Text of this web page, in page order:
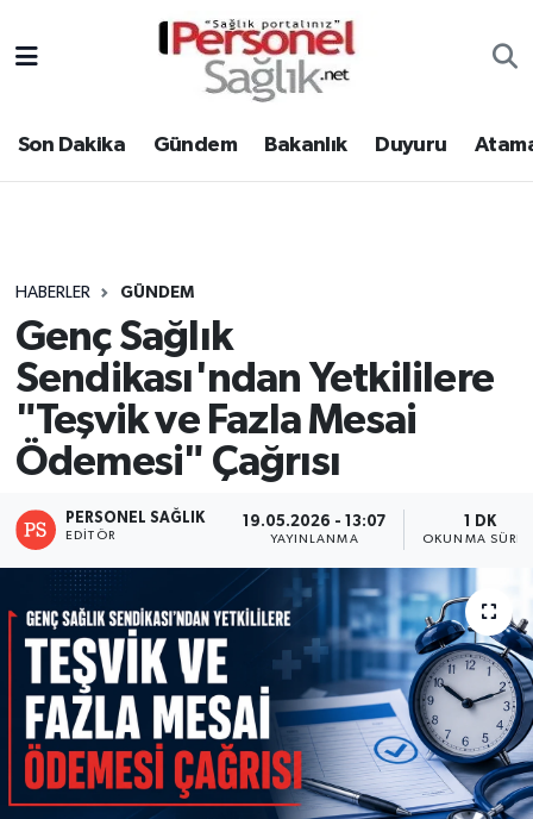
Son Dakika Gündem Bakanlık Duyuru
HABERLER GÜNDEM
Genç Sağlık
Sendikası'ndan Yetkililere
"Teşvik ve Fazla Mesai
Ödemesi" Çağrısı
PERSONEL SAĞLIK
EDITÖR
19.05.2026 - 13:07
YAYINLANMA
1 DK
OKUNMA
Gündem
Atamalar
Mevzuat
Sendika
Kpss - Sınav
Nöbetçi Eczaneler
Hava Durumu
Tüm Manşetler
Son Dakika Haberleri
Haber Arşivi